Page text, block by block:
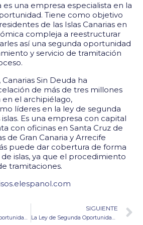
es una empresa especialista en la
Tiene como objetivo
de las Islas Canarias en
compleja a reestructurar
así una segunda oportunidad
y servicio de tramitación
Sin Deuda ha
de más de tres millones
el archipiélago,
líderes en la ley de segunda
Es una empresa con capital
con oficinas en Santa Cruz de
de Gran Canaria y Arrecife
puede dar cobertura de forma
islas, ya que el procedimiento
tramitaciones.
La Ley de Segunda Oportunidad permite cancelar 57.500 euros en deudas y empezar de nuevo a una vecina de Las Palmas
SIGUIENTE
La Ley de Segunda Oportunidad permite cancelar 57.500 euros en deudas y empezar de nuevo a una vecina de Las Palmas￼